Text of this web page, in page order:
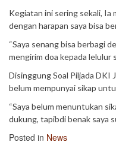
Kegiatan ini sering sekali, Ia
dengan harapan saya bisa
“Saya senang bisa berbagi
mengirim doa kepada lelulur
Disinggung Soal Piljada DKI
belum mempunyai sikap
“Saya belum menuntukan
dukung, tapibdi benak saya
Posted in News